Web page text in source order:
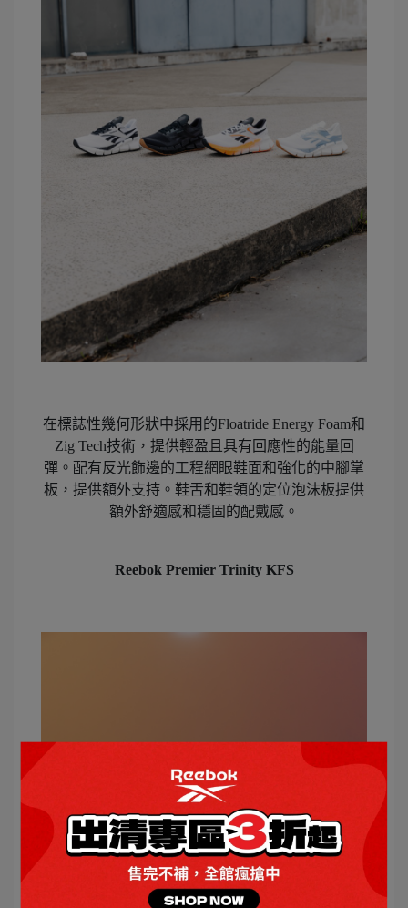
在標誌性幾何形狀中採用的Floatride Energy Foam和
Zig Tech技術，提供輕盈且具有回應性的能量回
彈。配有反光飾邊的工程網眼鞋面和強化的中腳掌
板，提供額外支持。鞋舌和鞋領的定位泡沫板提供
額外舒適感和穩固的配戴感。
Reebok Premier Trinity KFS